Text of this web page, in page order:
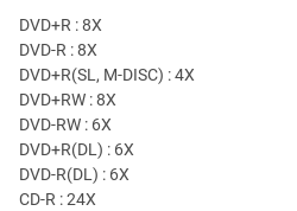
DVD+R : 8X
DVD-R : 8X
DVD+R(SL, M-DISC) : 4X
DVD+RW : 8X
DVD-RW : 6X
DVD+R(DL) : 6X
DVD-R(DL) : 6X
CD-R : 24X